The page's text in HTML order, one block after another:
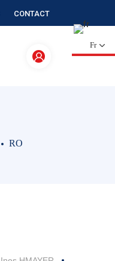
CONTACT
Fr
RO